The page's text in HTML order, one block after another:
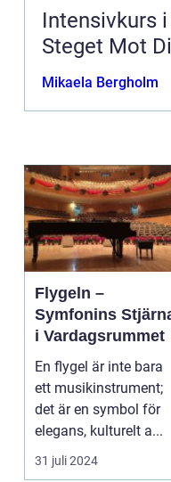
Intensivkurs
Steget Mot
Mikaela Bergholm
Flygeln –
Symfonins
i Vardagsrummet
En flygel är inte bara
ett musikinstrument;
det är en symbol för
elegans, kulturelt a...
31 juli 2024